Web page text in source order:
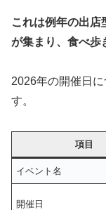
これは例年の出店
が集まり、食べ歩
2026年の開催日
す。
項目
イベント名
開催日